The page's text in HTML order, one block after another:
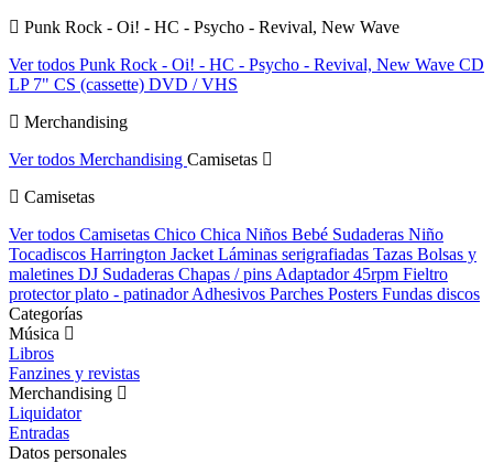
Punk Rock - Oi! - HC - Psycho - Revival, New Wave
Ver todos Punk Rock - Oi! - HC - Psycho - Revival, New Wave CD
LP 7" CS (cassette) DVD / VHS
Merchandising
Ver todos Merchandising Camisetas
Camisetas
Ver todos Camisetas Chico Chica Niños Bebé Sudaderas Niño
Tocadiscos Harrington Jacket Láminas serigrafiadas Tazas Bolsas y
maletines DJ Sudaderas Chapas / pins Adaptador 45rpm Fieltro
protector plato - patinadorAdhesivos Parches Posters Fundas discos
Categorías
Música
Libros
Fanzines y revistas
Merchandising
Liquidator
Entradas
Datos personales